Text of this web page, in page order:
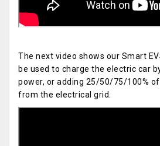
The next video shows our Smart
be used to charge the electric car
power, or adding 25/50/75/100%
from the electrical grid.